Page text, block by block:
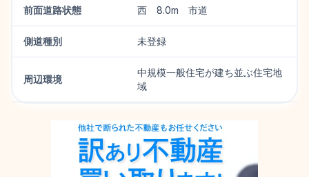
前面道路状態 西 8.0m 市道
側道種別 未登録
周辺環境
中規模一般住宅が建ち並ぶ住宅地
域